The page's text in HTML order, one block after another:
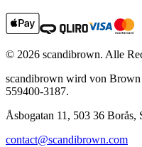
© 2026 scandibrown. Alle
scandibrown wird von
559400-3187.
Åsbogatan 11, 503 36 Borås,
contact@scandibrown.com